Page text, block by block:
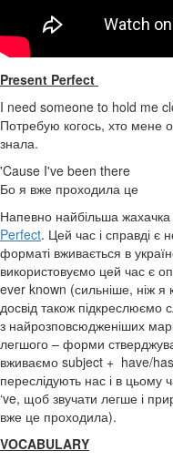
Present Perfect
I need someone to hold me
Потребую когось, хто мене
знала.
'Cause I've been there
Бо я вже проходила це
Напевно найбільша жахачка
Perfect. Цей час і справді є
форматі вживається в
використовуємо цей час є
ever known (сильніше, ніж я
досвід також
з найрозповсюдженіших
легшого – форми
вживаємо subject + have/
переслідують нас і в цьому
‘ve, щоб звучати легше і
вже це проходила).
VOCABULARY